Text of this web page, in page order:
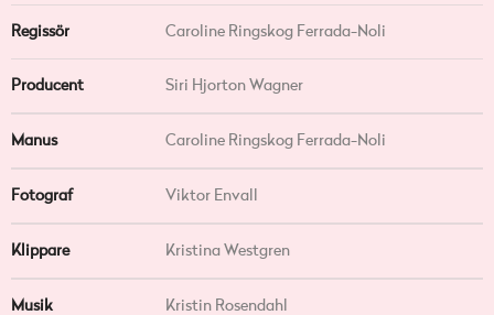
Regissör Caroline Ringskog Ferrada-Noli
Producent Siri Hjorton Wagner
Manus Caroline Ringskog Ferrada-Noli
Fotograf Viktor Envall
Klippare Kristina Westgren
Musik Kristin Rosendahl